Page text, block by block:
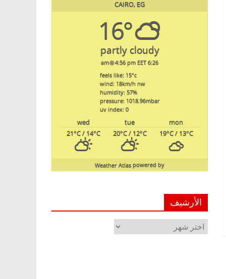
CAIRO, EG
16°
partly cloudy
6:26 am
4:56 pm EET
feels like: 15°c
wind: 18km/h nw
humidity: 57%
pressure: 1018.96mbar
uv index: 0
mon
tue
wed
19°C/ 13°C
20°C/ 12°C
21°C/ 14°C
powered by
Weather Atlas
الأرشيف
الأرشيف